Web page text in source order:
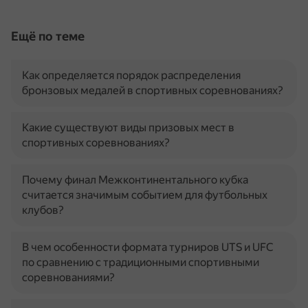
Ещё по теме
Как определяется порядок распределения
бронзовых медалей в спортивных соревнованиях?
Какие существуют виды призовых мест в
спортивных соревнованиях?
Почему финал Межконтинентального кубка
считается значимым событием для футбольных
клубов?
В чем особенности формата турниров UTS и UFC
по сравнению с традиционными спортивными
соревнованиями?